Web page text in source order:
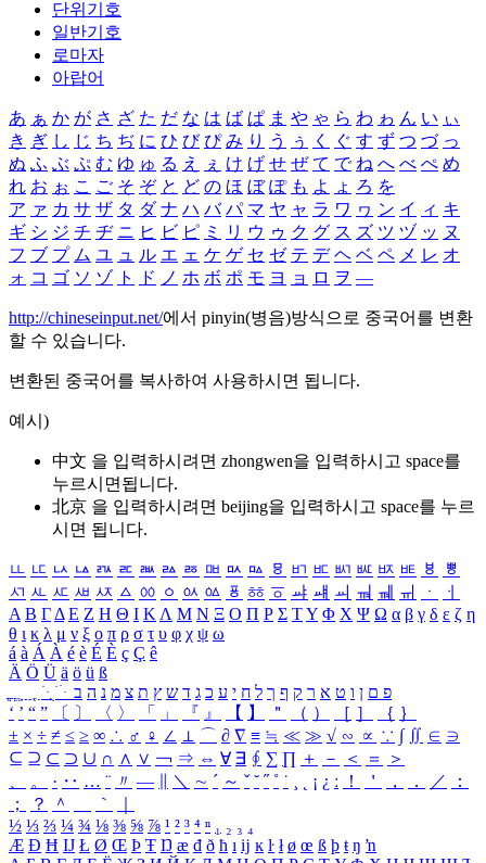
단위기호
일반기호
로마자
아랍어
あ ぁ か が さ ざ た だ な は ば ぱ ま や ゃ ら わ ゎ ん い ぃ
き ぎ し じ ち ぢ に ひ び ぴ み り う ぅ く ぐ す ず つ づ っ
ぬ ふ ぶ ぷ む ゆ ゅ る え ぇ け げ せ ぜ て で ね へ べ ぺ め
れ お ぉ こ ご そ ぞ と ど の ほ ぼ ぽ も よ ょ ろ を
ア ァ カ サ ザ タ ダ ナ ハ バ パ マ ヤ ャ ラ ワ ヮ ン イ ィ キ
ギ シ ジ チ ヂ ニ ヒ ビ ピ ミ リ ウ ゥ ク グ ス ズ ツ ヅ ッ ヌ
フ ブ プ ム ユ ュ ル エ ェ ケ ゲ セ ゼ テ デ ヘ ベ ペ メ レ オ
ォ コ ゴ ソ ゾ ト ド ノ ホ ボ ポ モ ヨ ョ ロ ヲ ―
http://chineseinput.net/에서 pinyin(병음)방식으로 중국어를 변환
할 수 있습니다.
변환된 중국어를 복사하여 사용하시면 됩니다.
예시)
中文 을 입력하시려면 zhongwen을 입력하시고 space를
누르시면됩니다.
北京 을 입력하시려면 beijing을 입력하시고 space를 누르
시면 됩니다.
ㅥ ㅦ ㅧ ㅨ ㅩ ㅪ ㅫ ㅬ ㅭ ㅮ ㅯ ㅰ ㅱ ㅲ ㅳ ㅴ ㅵ ㅶ ㅷ ㅸ
ㅹ
ㅺ ㅻ ㅼ ㅽ ㅾ ㅿ ㆀ ㆁ ㆂ ㆃ ㆄ ㆅ ㆆ ㆇ ㆈ ㆉ ㆊ ㆋ ㆌ ㆍ
ㆎ
Α Β ΓΔ Ε Ζ Η Θ Ι ΚΛ Μ Ν Ξ Ο Π Ρ Σ ΤΥ Φ Χ Ψ Ω α β γ δ ε ζ η
θ ι κ λ μ ν ξ ο π ρ σ τ υ φ χ ψ ω
á à Á À é è É È ç Ç ê
Ä Ö Ü ä ö ü ß
ִֶֹ ֻּ ׁׂ פ ם ן ו ט א ר ק ף ך ל ח י ע כ ג ד ש ץ ת צ מ נ ה ב
‘ ’ “ ” 〔 〕 〈 〉 「 」 『 』 【 】 ＂ （ ） ［ ］ ｛ ｝
± × ÷ ≠ ≤ ≥ ∞ ∴ ♂ ♀ ∠ ⊥ ⌒ ∂ ∇ ≡ ≒ ≪ ≫ √ ∽ ∝ ∵ ∫ ∬ ∈ ∋
⊆ ⊇ ⊂ ⊃ ∪ ∩ ∧ ∨ ￢ ⇒ ⇔ ∀ ∃ ∮ ∑ ∏ ＋ － ＜ ＝
＞
、
。 · ‥ … ¨ 〃 ― ＼ ∼ ´ ～ ˇ ˘ ˝ ˚ ˙ ¸ ¡ ¿ ː ！ ＇ ， ． ／
：
；
？ ＾ ｀
½ ⅓ ⅔ ¼ ¾ ⅛ ⅜ ⅝ ⅞ ¹ ² ³ ⁴ ⁿ ₁ ₂ ₃ ₄
Æ Ð Ħ Ĳ Ł Ø Œ Þ Ŧ Ŋ æ đ ð ħ ı ĳ ĸ ŀ ł ø œ ß þ ŧ ŋ ŉ